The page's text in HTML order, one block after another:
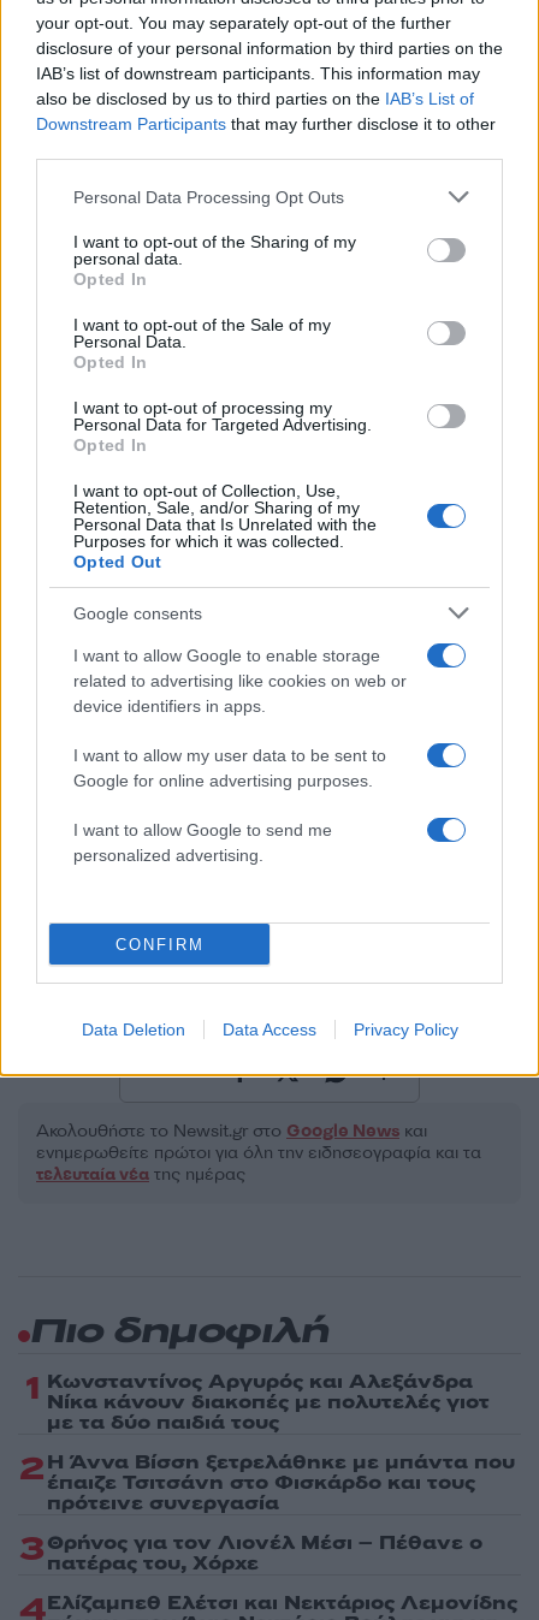
your opt-out. You may separately opt-out of the further
disclosure of your personal information by third parties on the
IAB’s list of downstream participants. This information may
also be disclosed by us to third parties on the IAB’s List of
Downstream Participants that may further disclose it to other
Please note that this website/app uses one or more Google
not limited to your visit or usage behaviour. You may click to
grant or deny consent to Google and its third-party tags to
use your data for below specified purposes in below Google
consent section.
Personal Data Processing Opt Outs
I want to opt-out of the Sharing of my
personal data.
Opted In
I want to opt-out of the Sale of my
Personal Data.
Opted In
I want to opt-out of processing my
Personal Data for Targeted Advertising.
Opted In
I want to opt-out of Collection, Use,
Retention, Sale, and/or Sharing of my
Personal Data that Is Unrelated with the
Purposes for which it was collected.
Opted Out
Google consents
I want to allow Google to enable storage
related to advertising like cookies on web or
device identifiers in apps.
I want to allow my user data to be sent to
Google for online advertising purposes.
I want to allow Google to send me
personalized advertising.
CONFIRM
Data Deletion Data Access Privacy Policy
Σχόλια
Σχολίασε εδώ
Όροι Χρήσης. Το site προστατεύεται από reCAPTCHA, ισχύουν
Πολιτική Απορρήτου&Όροι Χρήσηςτης Google.
Έγκλημα
Share:
Ακολουθήστε το Νewsit.gr στο Google News και
ενημερωθείτε πρώτοι για όλη την ειδησεογραφία και τα
τελευταία νέα της ημέρας
Αν τα χάσατε
Ιός Δυτικού Νείλου: Στην
Αττική τα περισσότερα
τις τελευταίες ημέρες
Εκρηκτικό κοκτέιλ
φωτιές, ενισχύονται
άνεμοι τις επόμενες
Πιο δημοφιλή
1 Κωνσταντίνος Αργυρός και Αλεξάνδρα
Νίκα κάνουν διακοπές με πολυτελές γιοτ
με τα δύο παιδιά τους
2Η Άννα Βίσση ξετρελάθηκε με μπάντα που
έπαιζε Τσιτσάνη στο Φισκάρδο και τους
πρότεινε συνεργασία
3Θρήνος για τον Λιονέλ Μέσι – Πέθανε ο
πατέρας του, Χόρχε
4Ελίζαμπεθ Ελέτσι και Νεκτάριος Λεμονίδης